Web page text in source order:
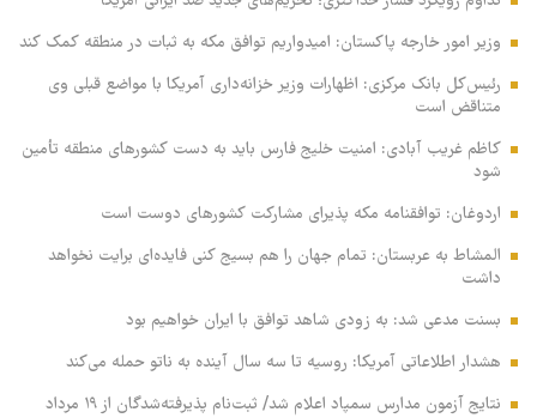
وزیر امور خارجه پاکستان: امیدواریم توافق مکه به ثبات در منطقه کمک کند
رئیس‌کل بانک مرکزی: اظهارات وزیر خزانه‌داری آمریکا با مواضع قبلی وی
متناقض است
کاظم غریب آبادی: امنیت خلیج فارس باید به دست کشورهای منطقه تأمین
شود
اردوغان: توافقنامه مکه پذیرای مشارکت کشورهای دوست است
المشاط به عربستان: تمام جهان را هم بسیج کنی فایده‌ای برایت نخواهد
داشت
بسنت مدعی شد: به زودی شاهد توافق با ایران خواهیم بود
هشدار اطلاعاتی آمریکا: روسیه تا سه سال آینده به ناتو حمله می‌کند
نتایج آزمون مدارس سمپاد اعلام شد/ ثبت‌نام پذیرفته‌شدگان از ۱۹ مرداد